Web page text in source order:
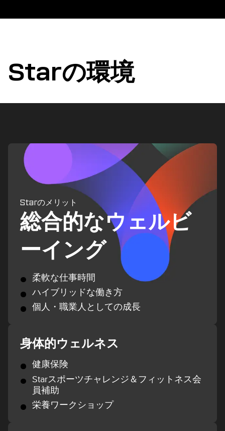
Starの環境
Starのメリット
総合的なウェルビ
ーイング
柔軟な仕事時間
ハイブリッドな働き方
個人・職業人としての成長
身体的ウェルネス
健康保険
Starスポーツチャレンジ＆フィットネス会
員補助
栄養ワークショップ